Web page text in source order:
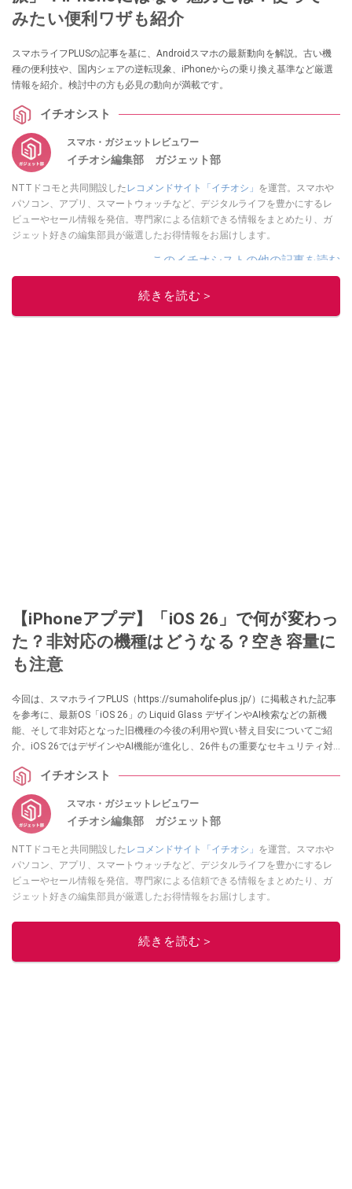
みたい便利ワザも紹介
スマホライフPLUSの記事を基に、Androidスマホの最新動向を解説。古い機
種の便利技や、国内シェアの逆転現象、iPhoneからの乗り換え基準など厳選
情報を紹介。検討中の方も必見の動向が満載です。
イチオシスト
スマホ・ガジェットレビュワー
イチオシ編集部 ガジェット部
NTTドコモと共同開設した レコメンドサイト「イチオシ」 を運営。スマホや
パソコン、アプリ、スマートウォッチなど、デジタルライフを豊かにするレ
ビューやセール情報を発信。専門家による信頼できる情報をまとめたり、ガ
ジェット好きの編集部員が厳選したお得情報をお届けします。
このイチオシストの他の記事を読む
続きを読む＞
【iPhoneアプデ】「iOS 26」で何が変わっ
た？非対応の機種はどうなる？空き容量に
も注意
今回は、スマホライフPLUS（https://sumaholife-plus.jp/）に掲載された記事
を参考に、最新OS「iOS 26」の Liquid Glass デザインやAI検索などの新機
能、そして非対応となった旧機種の今後の利用や買い替え目安についてご紹
介。iOS 26ではデザインやAI機能が進化し、26件もの重要なセキュリティ対
項目の詳細はぜひ、スマホライフPLUSでご確認ください。
イチオシスト
スマホ・ガジェットレビュワー
イチオシ編集部 ガジェット部
NTTドコモと共同開設した レコメンドサイト「イチオシ」 を運営。スマホや
パソコン、アプリ、スマートウォッチなど、デジタルライフを豊かにするレ
ビューやセール情報を発信。専門家による信頼できる情報をまとめたり、ガ
ジェット好きの編集部員が厳選したお得情報をお届けします。
このイチオシストの他の記事を読む
続きを読む＞